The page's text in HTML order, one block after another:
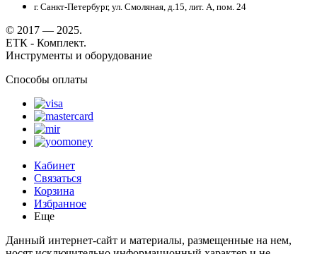
г. Санкт-Петербург, ул. Смоляная, д.15, лит. А, пом. 24
© 2017 — 2025.
ЕТК - Комплект.
Инструменты и оборудование
Способы оплаты
Кабинет
Связаться
Корзина
Избранное
Еще
Данный интернет-сайт и материалы, размещенные на нем,